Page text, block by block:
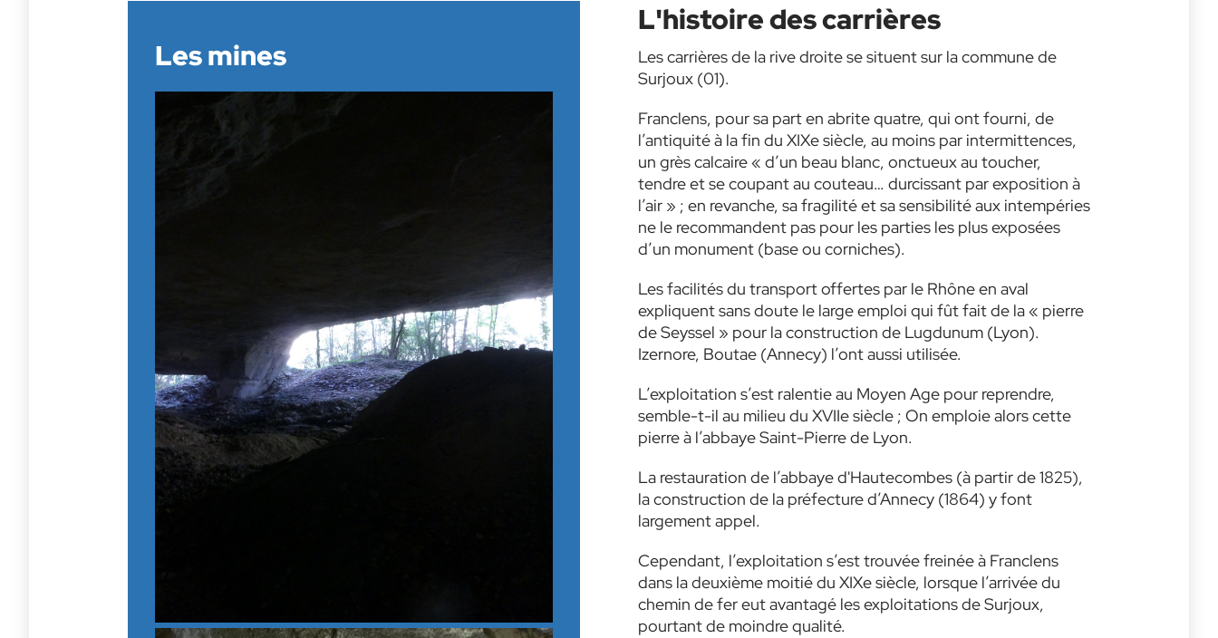
Les mines
L'histoire des carrières
Les carrières de la rive droite se situent sur la commune de
Surjoux (01).
Franclens, pour sa part en abrite quatre, qui ont fourni, de
l’antiquité à la fin du XIXe siècle, au moins par intermittences,
un grès calcaire « d’un beau blanc, onctueux au toucher,
tendre et se coupant au couteau… durcissant par exposition à
l’air » ; en revanche, sa fragilité et sa sensibilité aux intempéries
ne le recommandent pas pour les parties les plus exposées
d’un monument (base ou corniches).
Les facilités du transport offertes par le Rhône en aval
expliquent sans doute le large emploi qui fût fait de la « pierre
de Seyssel » pour la construction de Lugdunum (Lyon).
Izernore, Boutae (Annecy) l’ont aussi utilisée.
L’exploitation s’est ralentie au Moyen Age pour reprendre,
semble-t-il au milieu du XVIIe siècle ; On emploie alors cette
pierre à l’abbaye Saint-Pierre de Lyon.
La restauration de l’abbaye d'Hautecombes (à partir de 1825),
la construction de la préfecture d’Annecy (1864) y font
largement appel.
Cependant, l’exploitation s’est trouvée freinée à Franclens
dans la deuxième moitié du XIXe siècle, lorsque l’arrivée du
chemin de fer eut avantagé les exploitations de Surjoux,
pourtant de moindre qualité.